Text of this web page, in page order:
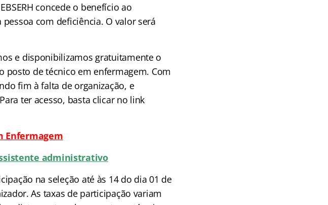
concede o benefício ao
com deficiência. O valor será
e disponibilizamos gratuitamente o
o posto de técnico em enfermagem. Com
fim à falta de organização, e
ter acesso, basta clicar no link
Enfermagem
administrativo
na seleção até às 14 do dia 01 de
As taxas de participação variam